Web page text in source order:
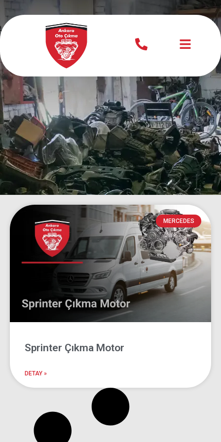
Sprinter Çıkma
Motor
Ankara Oto Çıkma
MERCEDES
Sprinter Çıkma Motor
DETAY »